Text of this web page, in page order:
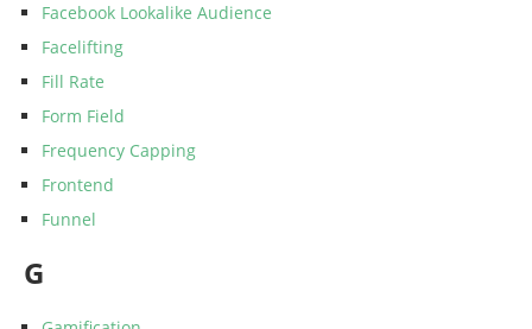
Facebook Lookalike Audience
Facelifting
Fill Rate
Form Field
Frequency Capping
Frontend
Funnel
G